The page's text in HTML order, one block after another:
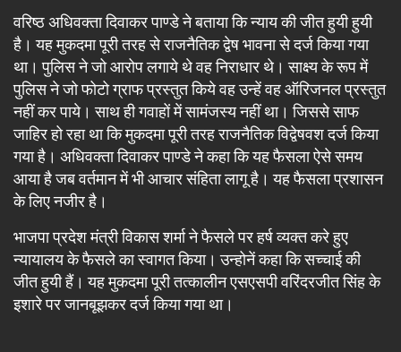
वरिष्ठ अधिवक्ता दिवाकर पाण्डे ने बताया कि न्याय की जीत हुयी हुयी
है। यह मुकदमा पूरी तरह से राजनैतिक द्वेष भावना से दर्ज किया गया
था। पुलिस ने जो आरोप लगाये थे वह निराधार थे। साक्ष्य के रूप में
पुलिस ने जो फोटो ग्राफ प्रस्तुत किये वह उन्हें वह ऑरिजनल प्रस्तुत
नहीं कर पाये। साथ ही गवाहों में सामंजस्य नहीं था। जिससे साफ
जाहिर हो रहा था कि मुकदमा पूरी तरह राजनैतिक विद्वेषवश दर्ज किया
गया है। अधिवक्ता दिवाकर पाण्डे ने कहा कि यह फैसला ऐसे समय
आया है जब वर्तमान में भी आचार संहिता लागू है। यह फैसला प्रशासन
के लिए नजीर है।
भाजपा प्रदेश मंत्री विकास शर्मा ने फैसले पर हर्ष व्यक्त करे हुए
न्यायालय के फैसले का स्वागत किया। उन्होनें कहा कि सच्चाई की
जीत हुयी हैं। यह मुकदमा पूरी तत्कालीन एसएसपी वरिंदरजीत सिंह के
इशारे पर जानबूझकर दर्ज किया गया था।